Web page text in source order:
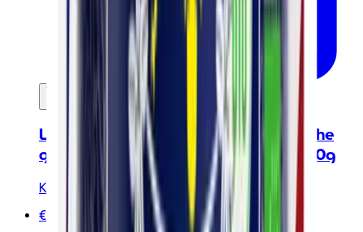
In mijn winkelwagen
Les Bien-être Geschenkset - Biologische
groene thee maté kruidenthee - 5 x 20g
Kusmi Tea
€26.90